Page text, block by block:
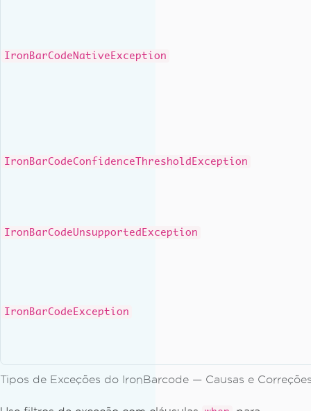
Tipos de Exceções do IronBarcode — Causas e
IronBarCodeNativeException
IronBarCodeConfidenceThresholdException
IronBarCodeUnsupportedException
IronBarCodeException